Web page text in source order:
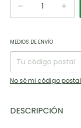
Entregas para el CP:
MEDIOS DE ENVÍO
No sé mi código postal
DESCRIPCIÓN